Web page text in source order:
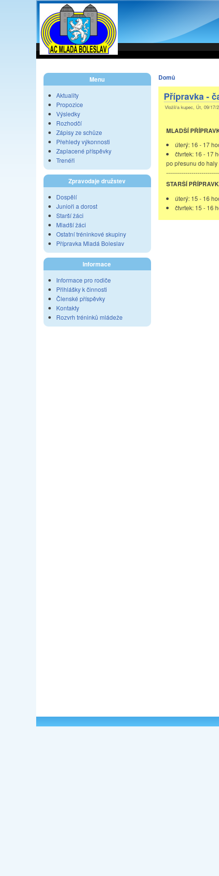
Menu
Aktuality
Propozice
Výsledky
Rozhodčí
Zápisy ze schůze
Přehledy výkonnosti
Zaplacené příspěvky
Trenéři
Zpravodaje družstev
Dospělí
Junioři a dorost
Starší žáci
Mladší žáci
Ostatní tréninkové skupiny
Přípravka Mladá Boleslav
Informace
Informace pro rodiče
Přihlášky k činnosti
Členské příspěvky
Kontakty
Rozvrh tréninků mládeže
Domů
Přípravka -
Vložil/a kupec, Út, 09/17/
MLADŠÍ
úterý: 16 - 17
čtvrtek: 16 - 17
po přesunu do
STARŠÍ
úterý: 15 - 16
čtvrtek: 15 - 16